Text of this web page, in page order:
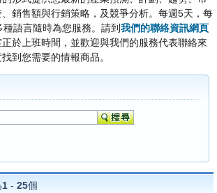
銷售額與行銷策略，及競爭分析。每週5天，每
種語言隨時為您服務。請到我們的聯絡資訊網頁
正於上班時間，並歡迎與我們的服務代表聯絡來
到您需要的情報商品。
1 -25個